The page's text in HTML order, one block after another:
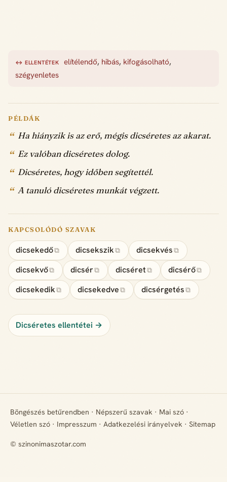
↔ ELLENTÉTEK elítélendő, hibás, kifogásolható,
szégyenletes
PÉLDÁK
Ha hiányzik is az erő, mégis dicséretes az akarat.
Ez valóban dicséretes dolog.
Dicséretes, hogy időben segítettél.
A tanuló dicséretes munkát végzett.
KAPCSOLÓDÓ SZAVAK
dicsekedő⧉ dicsekszik ⧉ dicsekvés ⧉
dicsekvő⧉ dicsér⧉ dicséret ⧉ dicsérő⧉
dicsekedik ⧉ dicsekedve ⧉ dicsérgetés ⧉
Dicséretes ellentétei →
Böngészés betűrendben · Népszerű szavak · Mai szó ·
Véletlen szó · Impresszum · Adatkezelési irányelvek · Sitemap
© szinonimaszotar.com